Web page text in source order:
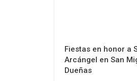
Fiestas en honor a
Arcángel en San
Dueñas